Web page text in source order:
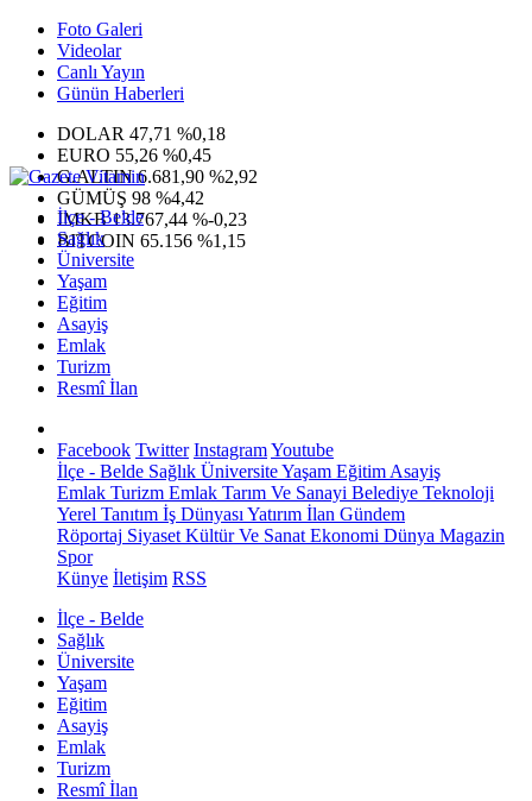
Foto Galeri
Videolar
Canlı Yayın
Günün Haberleri
DOLAR 47,71 %0,18
EURO 55,26 %0,45
G.ALTIN6.681,90 %2,92
GÜMÜŞ 98 %4,42
IMKB13.767,44 %-0,23
BITCOIN 65.156 %1,15
İlçe - Belde
Sağlık
Üniversite
Yaşam
Eğitim
Asayiş
Emlak
Turizm
Resmî İlan
Facebook Twitter InstagramYoutube
İlçe - Belde Sağlık ÜniversiteYaşam Eğitim Asayiş
Emlak Turizm Emlak Tarım Ve Sanayi Belediye Teknoloji
Yerel Tanıtım İş Dünyası Yatırım İlan Gündem
Röportaj Siyaset Kültür Ve Sanat Ekonomi Dünya Magazin
Spor
Künye İletişim RSS
İlçe - Belde
Sağlık
Üniversite
Yaşam
Eğitim
Asayiş
Emlak
Turizm
Resmî İlan